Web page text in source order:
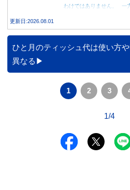
わけではありません。 一
データをもとに、節約効
ントを分かりやすく解説し
更新日:2026.08.01
ひと月のティッシュ代は使い方
異なる
1 2 3
1/4